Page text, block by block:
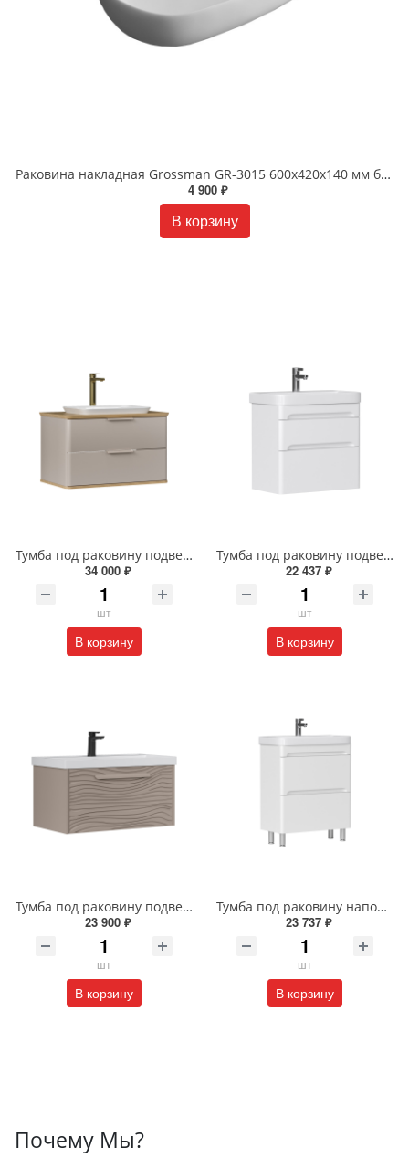
Раковина накладная Grossman GR-3015 600х420х140 мм белая
4 900 ₽
В корзину
Тумба под раковину подвесная EQUIL Десерт 80.2Я/Desert 80.2Y с ручками в цвет амарок tpDSRT80.2Y-25R амарок/дуб
34 000 ₽
шт
В корзину
Тумба под раковину подвесная EQUIL Найс 70 см tpNICE70.2Y-05 белая
22 437 ₽
шт
В корзину
Тумба под раковину подвесная EQUIL Глеам 80.1Я/Gleam 80.1Y амарок/дуб вотан tpGLEAM80.1Y-25
23 900 ₽
шт
В корзину
Тумба под раковину напольная EQUIL Найс 60 см tnNICE60.2Y-05 белая
23 737 ₽
шт
В корзину
Почему Мы?